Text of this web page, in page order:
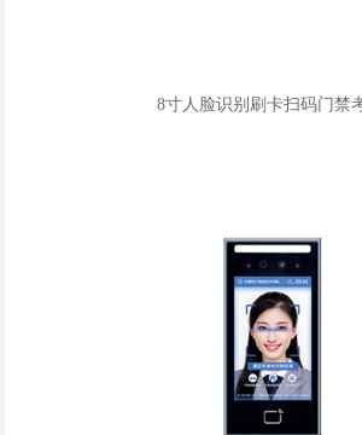
8寸人脸识别刷卡扫码门禁